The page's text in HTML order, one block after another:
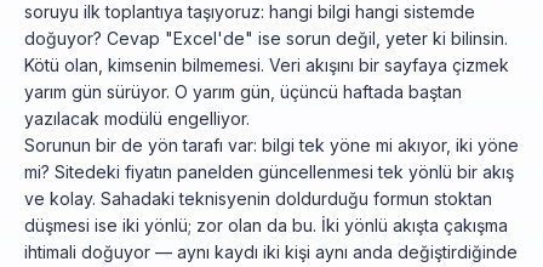
soruyu ilk toplantıya taşıyoruz: hangi bilgi hangi sistemde
doğuyor? Cevap "Excel'de" ise sorun değil, yeter ki bilinsin.
Kötü olan, kimsenin bilmemesi. Veri akışını bir sayfaya çizmek
yarım gün sürüyor. O yarım gün, üçüncü haftada baştan
yazılacak modülü engelliyor.
Sorunun bir de yön tarafı var: bilgi tek yöne mi akıyor, iki yöne
mi? Sitedeki fiyatın panelden güncellenmesi tek yönlü bir akış
ve kolay. Sahadaki teknisyenin doldurduğu formun stoktan
düşmesi ise iki yönlü; zor olan da bu. İki yönlü akışta çakışma
ihtimali doğuyor — aynı kaydı iki kişi aynı anda değiştirdiğinde